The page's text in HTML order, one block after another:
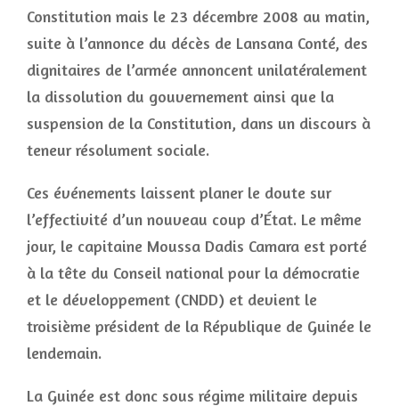
Constitution mais le 23 décembre 2008 au matin,
suite à l’annonce du décès de Lansana Conté, des
dignitaires de l’armée annoncent unilatéralement
la dissolution du gouvernement ainsi que la
suspension de la Constitution, dans un discours à
teneur résolument sociale.
Ces événements laissent planer le doute sur
l’effectivité d’un nouveau coup d’État. Le même
jour, le capitaine Moussa Dadis Camara est porté
à la tête du Conseil national pour la démocratie
et le développement (CNDD) et devient le
troisième président de la République de Guinée le
lendemain.
La Guinée est donc sous régime militaire depuis